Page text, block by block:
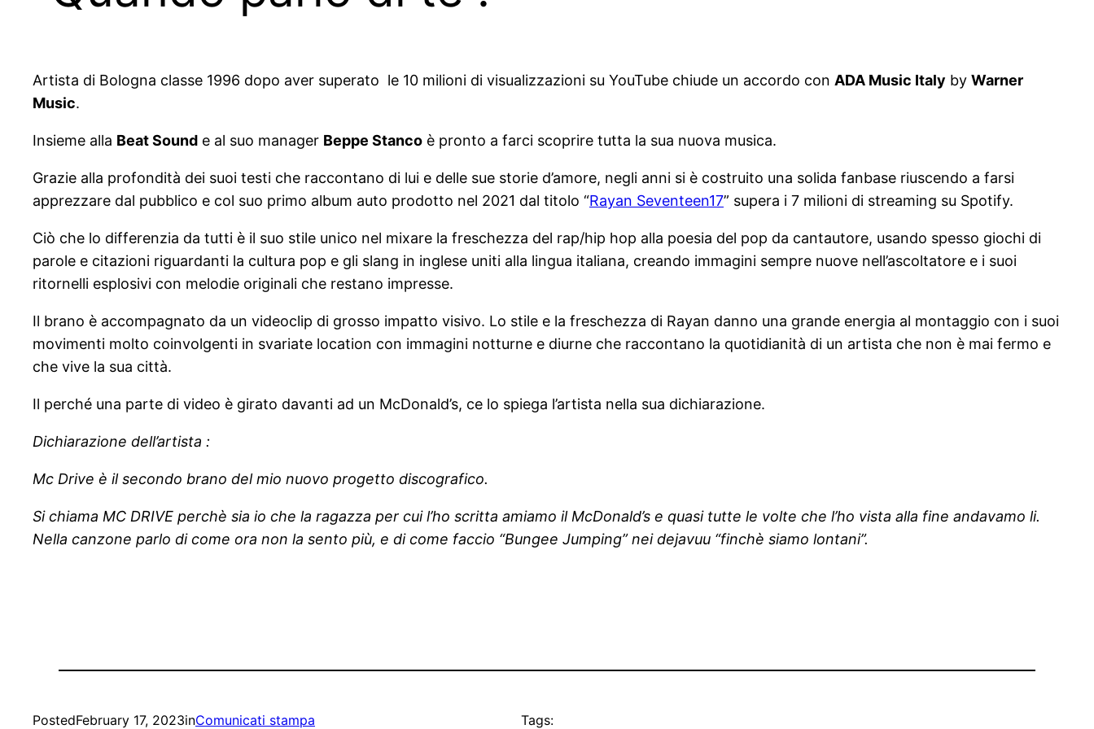
Artista di Bologna classe 1996 dopo aver superato le 10 milioni di visualizzazioni su YouTube chiude un accordo con ADA Music Italy by Warner
Music.
Insieme alla Beat Sound e al suo manager Beppe Stanco è pronto a farci scoprire tutta la sua nuova musica.
Grazie alla profondità dei suoi testi che raccontano di lui e delle sue storie d’amore, negli anni si è costruito una solida fanbase riuscendo a farsi
apprezzare dal pubblico e col suo primo album auto prodotto nel 2021 dal titolo “Rayan Seventeen17” supera i 7 milioni di streaming su Spotify.
Ciò che lo differenzia da tutti è il suo stile unico nel mixare la freschezza del rap/hip hop alla poesia del pop da cantautore, usando spesso giochi di
parole e citazioni riguardanti la cultura pop e gli slang in inglese uniti alla lingua italiana, creando immagini sempre nuove nell’ascoltatore e i suoi
ritornelli esplosivi con melodie originali che restano impresse.
Il brano è accompagnato da un videoclip di grosso impatto visivo. Lo stile e la freschezza di Rayan danno una grande energia al montaggio con i suoi
movimenti molto coinvolgenti in svariate location con immagini notturne e diurne che raccontano la quotidianità di un artista che non è mai fermo e
che vive la sua città.
Il perché una parte di video è girato davanti ad un McDonald’s, ce lo spiega l’artista nella sua dichiarazione.
Dichiarazione dell’artista :
Mc Drive è il secondo brano del mio nuovo progetto discografico.
Si chiama MC DRIVE perchè sia io che la ragazza per cui l’ho scritta amiamo il McDonald’s e quasi tutte le volte che l’ho vista alla fine andavamo li.
Nella canzone parlo di come ora non la sento più, e di come faccio “Bungee Jumping” nei dejavuu “finchè siamo lontani”.
PostedFebruary 17, 2023inComunicati stampa Tags: